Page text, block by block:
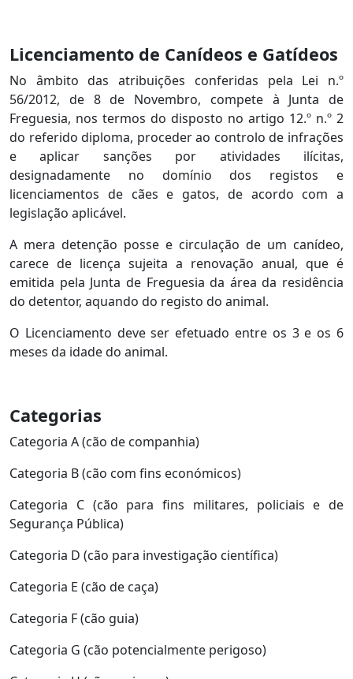
Licenciamento de Canídeos e Gatídeos
No âmbito das atribuições conferidas pela Lei n.º
56/2012, de 8 de Novembro, compete à Junta de
Freguesia, nos termos do disposto no artigo 12.º n.º 2
do referido diploma, proceder ao controlo de infrações
e aplicar sanções por atividades ilícitas,
designadamente no domínio dos registos e
licenciamentos de cães e gatos, de acordo com a
legislação aplicável.
A mera detenção posse e circulação de um canídeo,
carece de licença sujeita a renovação anual, que é
emitida pela Junta de Freguesia da área da residência
do detentor, aquando do registo do animal.
O Licenciamento deve ser efetuado entre os 3 e os 6
meses da idade do animal.
Categorias
Categoria A (cão de companhia)
Categoria B (cão com fins económicos)
Categoria C (cão para fins militares, policiais e de
Segurança Pública)
Categoria D (cão para investigação científica)
Categoria E (cão de caça)
Categoria F (cão guia)
Categoria G (cão potencialmente perigoso)